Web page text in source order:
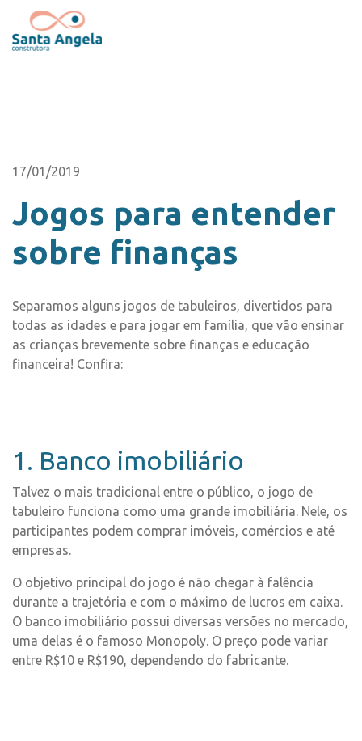
17/01/2019
Jogos para entender
sobre finanças
Separamos alguns jogos de tabuleiros, divertidos para
todas as idades e para jogar em família, que vão ensinar
as crianças brevemente sobre finanças e educação
financeira! Confira:
1. Banco imobiliário
Talvez o mais tradicional entre o público, o jogo de
tabuleiro funciona como uma grande imobiliária. Nele, os
participantes podem comprar imóveis, comércios e até
empresas.
O objetivo principal do jogo é não chegar à falência
durante a trajetória e com o máximo de lucros em caixa.
O banco imobiliário possui diversas versões no mercado,
uma delas é o famoso Monopoly. O preço pode variar
entre R$10 e R$190, dependendo do fabricante.